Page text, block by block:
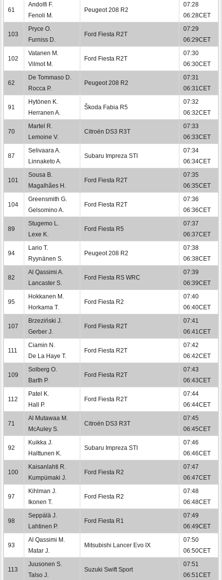
61
Andolfi F.
Fenoli M.
Peugeot 208 R2
07:28
06:28CET
103
Pryce O.
Furniss D.
Ford Fiesta R2T
07:29
06:29CET
102
Vatanen M.
Vilmot M.
Ford Fiesta R2T
07:30
06:30CET
62
De Tommaso D.
Rocca P.
Peugeot 208 R2
07:31
06:31CET
91
Hytönen K.
Herranen A.
Škoda Fabia R5
07:32
06:32CET
70
Martel R.
Lemoine V.
Citroën DS3 R3T
07:33
06:33CET
87
Selivaara A.
Linnaketo A.
Subaru Impreza STI
07:34
06:34CET
101
Sousa B.
Magalhães H.
Ford Fiesta R2T
07:35
06:35CET
104
Greensmith G.
Gelsomino A.
Ford Fiesta R2T
07:36
06:36CET
89
Stugemo L.
Lexe K.
Ford Fiesta R5
07:37
06:37CET
94
Lario T.
Ryynänen S.
Peugeot 208 R2
07:38
06:38CET
82
Al Qassimi A.
Lancaster S.
Ford Fiesta RS WRC
07:39
06:39CET
95
Hokkanen M.
Horkama T.
Ford Fiesta R2
07:40
06:40CET
107
Brzeziński J.
Gerber J.
Ford Fiesta R2T
07:41
06:41CET
111
Ciamin N.
De La Haye T.
Ford Fiesta R2T
07:42
06:42CET
109
Solberg O.
Barth P.
Ford Fiesta R2T
07:43
06:43CET
112
Patel K.
Hall P.
Ford Fiesta R2T
07:44
06:44CET
71
Al Mutawaa M.
McAuley S.
Citroën DS3 R3T
07:45
06:45CET
92
Kuikka J.
Halttunen K.
Subaru Impreza STI
07:46
06:46CET
100
Kaisanlahti R.
Kumpümaki J.
Ford Fiesta R2
07:47
06:47CET
97
Kihlman J.
Ikonen T.
Ford Fiesta R2
07:48
06:48CET
98
Seppälä J.
Lahtinen P.
Ford Fiesta R1
07:49
06:49CET
93
Al Qassimi M.
Matar J.
Mitsubishi Lancer Evo IX
07:50
06:50CET
113
Juusonen S.
Talso J.
Suzuki Swift Sport
07:51
06:51CET